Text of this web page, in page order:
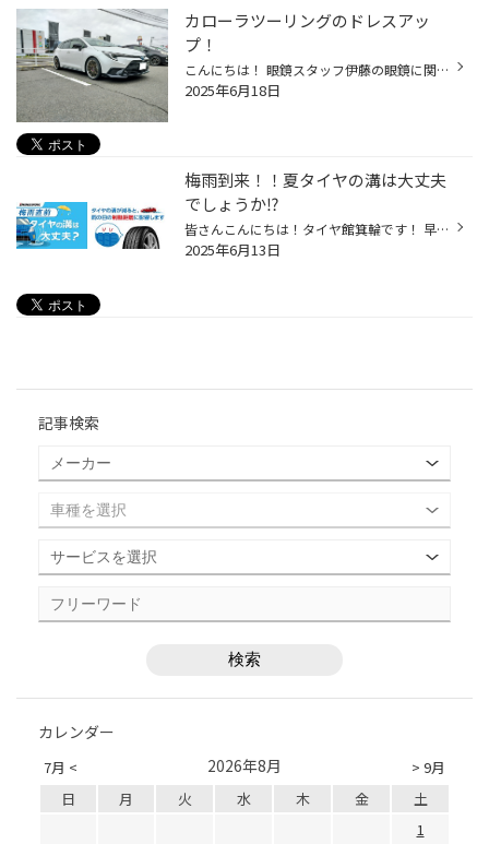
カローラツーリングのドレスアッ
プ！
こんにちは！ 眼鏡スタッフ伊藤の眼鏡に関してはネタが尽きました・・・ 次回新しくなるのか！？乞うご期待。 さて、今回はカローラツーリング特別仕様車アクティブスポーツです。 初めて見ました。内外装がとてもスポーティーです。私的にシートがとってもカッコイイ！！ そんなお車に車高調とホイ...
2025年6月18日
梅雨到来！！夏タイヤの溝は大丈夫
でしょうか⁉
皆さんこんにちは！タイヤ館箕輪です！ 早速ですが、お客様の夏タイヤは溝が十分ありますか？ タイヤなんて冬さえちゃんとしてれば、大丈夫でしょ⁉って思われる方もいらっしゃると思います。 でも、実はその解釈だと雨の日に大事故起こしてしまう可能性に繋がってしまいます。 雨の日でも、少ない溝...
2025年6月13日
記事検索
カレンダー
7月 < > 9月
2026年8月
日 月 火 水 木 金
土
1